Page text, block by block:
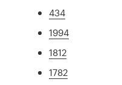
434
1994
1812
1782